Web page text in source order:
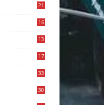
21
16
13
17
33
30